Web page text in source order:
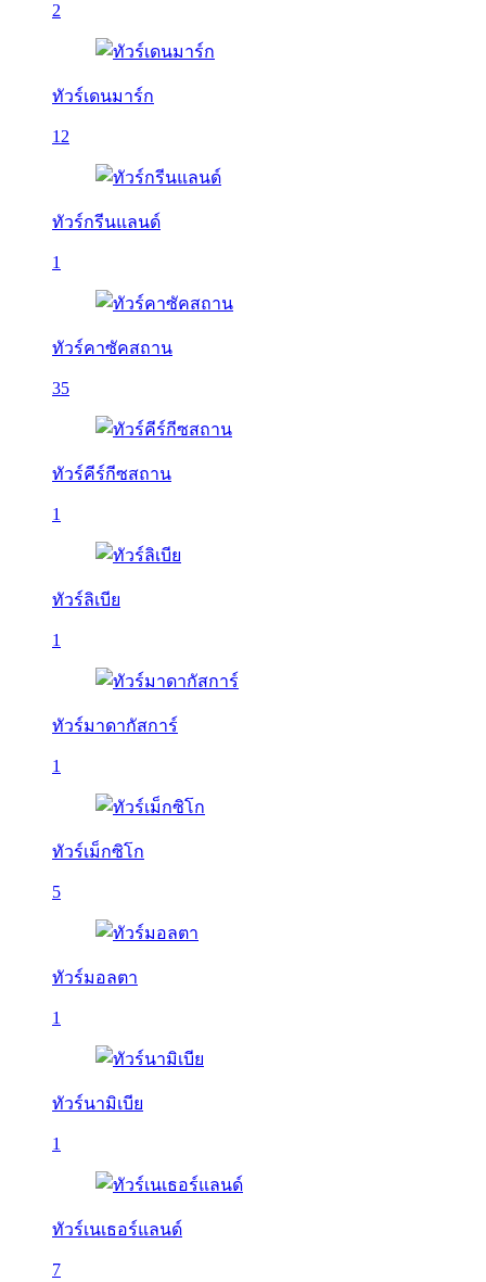
2
ทัวร์เดนมาร์ก
12
ทัวร์กรีนแลนด์
1
ทัวร์คาซัคสถาน
35
ทัวร์คีร์กีซสถาน
1
ทัวร์ลิเบีย
1
ทัวร์มาดากัสการ์
1
ทัวร์เม็กซิโก
5
ทัวร์มอลตา
1
ทัวร์นามิเบีย
1
ทัวร์เนเธอร์แลนด์
7